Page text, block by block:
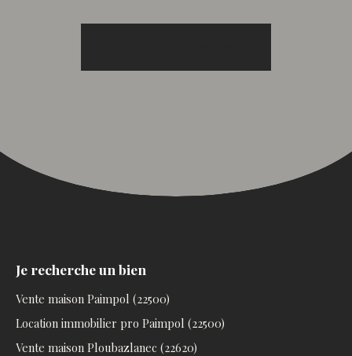
Je recherche un bien
Vente maison Paimpol (22500)
Location immobilier pro Paimpol (22500)
Vente maison Ploubazlanec (22620)